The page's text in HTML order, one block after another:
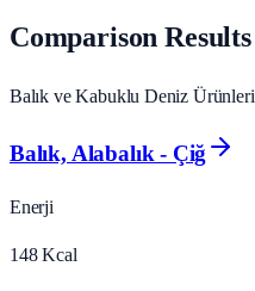
Comparison Results
Balık ve Kabuklu Deniz Ürünleri
Balık, Alabalık - Çiğ
Enerji
148 Kcal